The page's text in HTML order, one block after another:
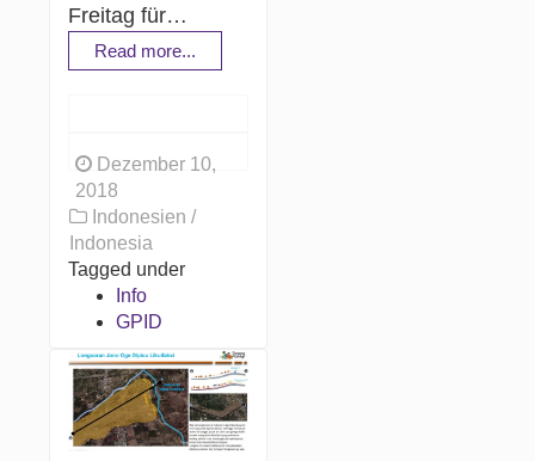
Freitag für…
Read more...
Dezember 10,
2018
Indonesien /
Indonesia
Tagged under
Info
GPID